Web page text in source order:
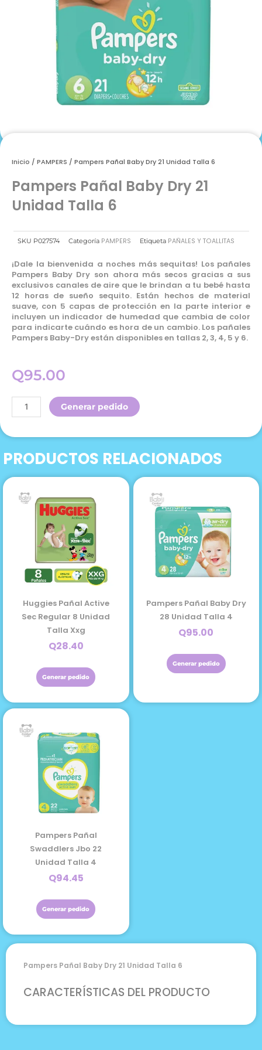
Inicio / PAMPERS / Pampers Pañal Baby Dry 21 Unidad Talla 6
Pampers Pañal Baby Dry 21
Unidad Talla 6
SKU P027574 Categoría PAMPERS Etiqueta PAÑALES Y TOALLITAS
¡Dale la bienvenida a noches más sequitas! Los pañales
Pampers Baby Dry son ahora más secos gracias a sus
exclusivos canales de aire que le brindan a tu bebé hasta
12 horas de sueño sequito. Están hechos de material
suave, con 5 capas de protección en la parte interior e
incluyen un indicador de humedad que cambia de color
para indicarte cuándo es hora de un cambio. Los pañales
Pampers Baby-Dry están disponibles en tallas 2, 3, 4, 5 y 6.
Q95.00
Pampers
Pañal
21
cantidad
Generar pedido
Pampers Pañal Baby Dry 21 Unidad Talla 6
CARACTERÍSTICAS DEL PRODUCTO
PRODUCTOS RELACIONADOS
Huggies Pañal Active
Sec Regular 8 Unidad
Talla Xxg
Q28.40
Generar pedido
Pampers Pañal Baby Dry
28 Unidad Talla 4
Q95.00
Generar pedido
Pampers Pañal
Swaddlers Jbo 22
Unidad Talla 4
Q94.45
Generar pedido